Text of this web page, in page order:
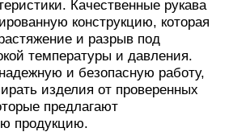
Качественные рукава
конструкцию, которая
и разрыв под
температуры и давления.
и безопасную работу,
изделия от проверенных
предлагают
продукцию.